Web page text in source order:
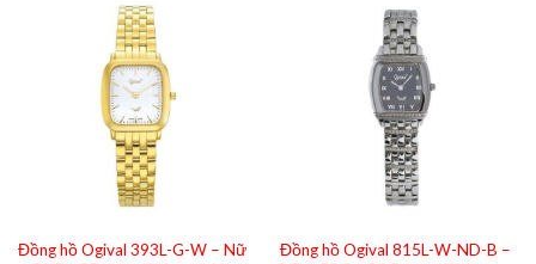
Đồng hồ Ogival 393L-G-W – Nữ
Đồng hồ Ogival 815L-W-ND-B –